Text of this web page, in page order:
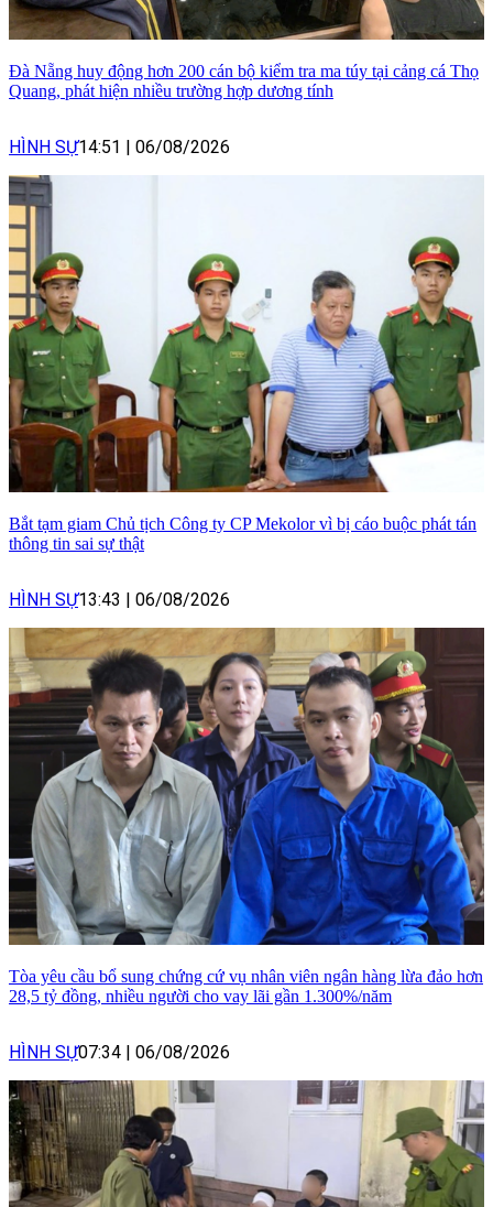
Đà Nẵng huy động hơn 200 cán bộ kiểm tra ma túy tại cảng cá Thọ
Quang, phát hiện nhiều trường hợp dương tính
HÌNH SỰ14:51 | 06/08/2026
Bắt tạm giam Chủ tịch Công ty CP Mekolor vì bị cáo buộc phát tán
thông tin sai sự thật
HÌNH SỰ13:43 | 06/08/2026
Tòa yêu cầu bổ sung chứng cứ vụ nhân viên ngân hàng lừa đảo hơn
28,5 tỷ đồng, nhiều người cho vay lãi gần 1.300%/năm
HÌNH SỰ07:34 | 06/08/2026